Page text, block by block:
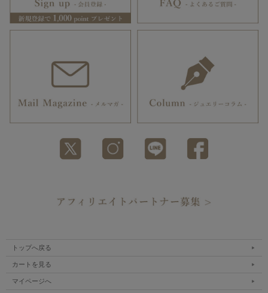
トップへ戻る
カートを見る
マイページへ